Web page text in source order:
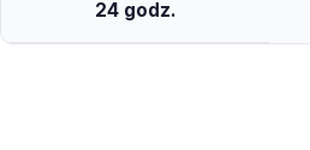
24 godz.